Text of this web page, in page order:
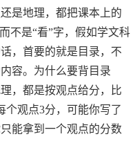
是地理，都把课本上的
不是“看”字，假如学文科
，首要的就是目录，不
容。为什么要背目录
，都是按观点给分，比
个观点3分，可能你写了
能拿到一个观点的分数